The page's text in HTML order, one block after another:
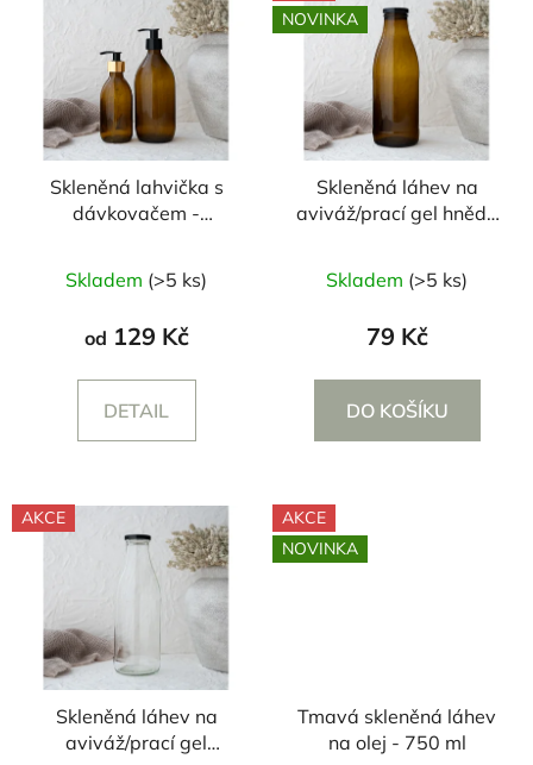
Skleněná lahvička s
dávkovačem -
Skladem (>5 ks)
od 129 Kč
DETAIL
NOVINKA
Skleněná láhev na
aviváž/prací gel hnědá
Skladem (>5 ks)
79 Kč
DO KOŠÍKU
AKCE
Skleněná láhev na
aviváž/prací gel
AKCE
NOVINKA
Tmavá skleněná láhev
na olej - 750 ml